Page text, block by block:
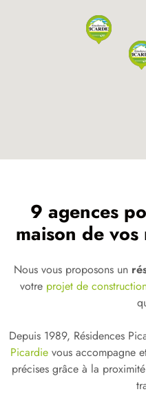
9 agences
maison de
Nous vous proposons un
votre projet de
Depuis 1989, Résidences
Picardievous accompagne
précises grâce à la